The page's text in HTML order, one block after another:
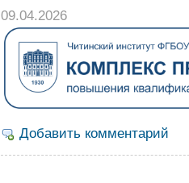
09.04.2026
Добавить комментарий